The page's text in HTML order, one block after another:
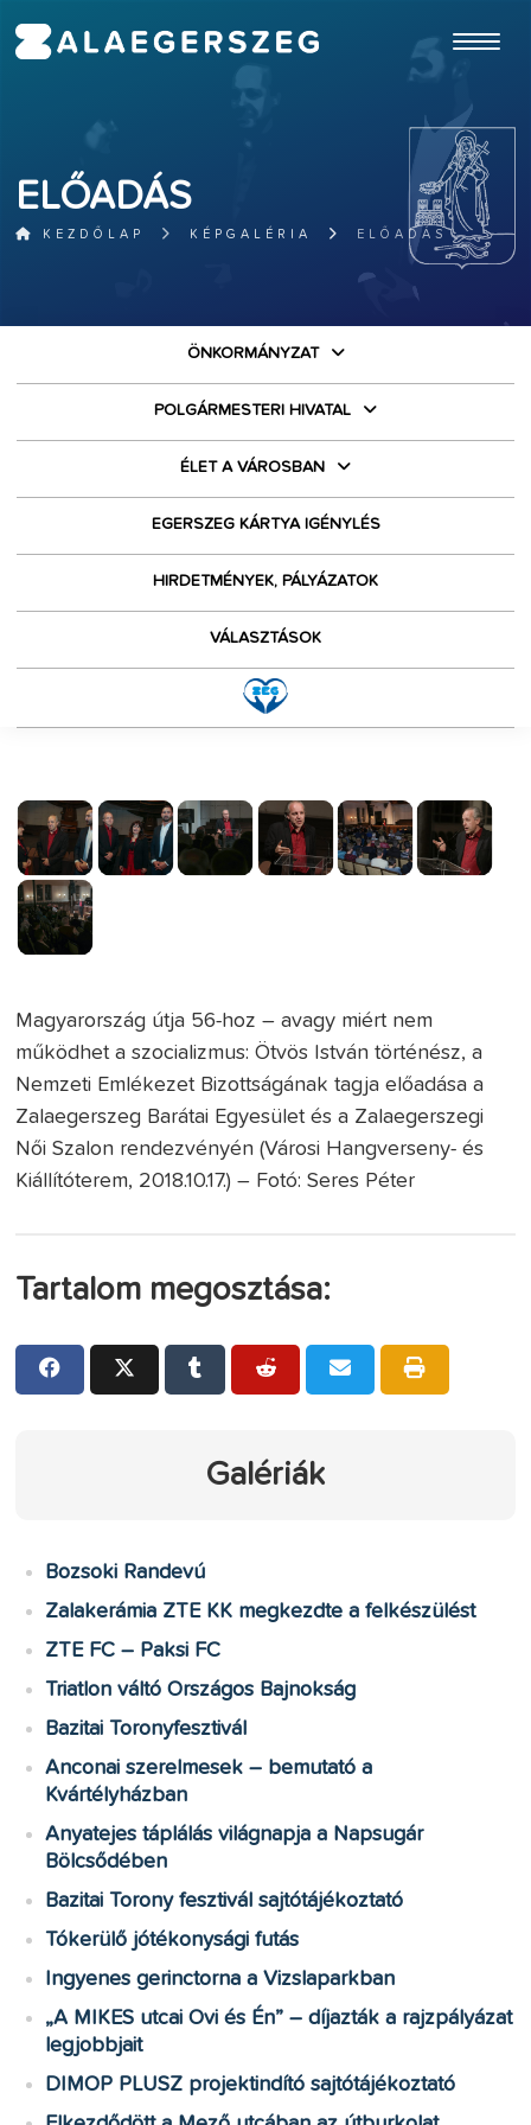
ELŐADÁS
KEZDŐLAP KÉPGALÉRIA ELŐADÁS
ÖNKORMÁNYZAT
POLGÁRMESTERI HIVATAL
ÉLET A VÁROSBAN
EGERSZEG KÁRTYA IGÉNYLÉS
HIRDETMÉNYEK, PÁLYÁZATOK
VÁLASZTÁSOK
Magyarország útja 56-hoz – avagy miért nem
működhet a szocializmus: Ötvös István történész, a
Nemzeti Emlékezet Bizottságának tagja előadása a
Zalaegerszeg Barátai Egyesület és a Zalaegerszegi
Női Szalon rendezvényén (Városi Hangverseny- és
Kiállítóterem, 2018.10.17.) – Fotó: Seres Péter
Tartalom megosztása:
Galériák
Bozsoki Randevú
Zalakerámia ZTE KK megkezdte a felkészülést
ZTE FC – Paksi FC
Triatlon váltó Országos Bajnokság
Bazitai Toronyfesztivál
Anconai szerelmesek – bemutató a
Kvártélyházban
Anyatejes táplálás világnapja a Napsugár
Bölcsődében
Bazitai Torony fesztivál sajtótájékoztató
Tókerülő jótékonysági futás
Ingyenes gerinctorna a Vizslaparkban
„A MIKES utcai Ovi és Én” – díjazták a rajzpályázat
legjobbjait
DIMOP PLUSZ projektindító sajtótájékoztató